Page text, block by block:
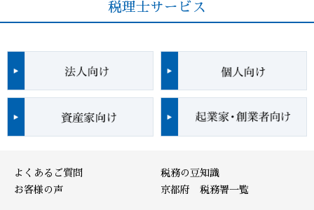
税理士サービス
よくあるご質問
お客様の声
税務の豆知識
京都府 税務署一覧